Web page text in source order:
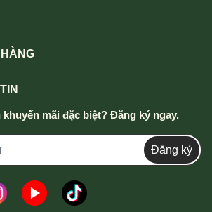
mãi đặc biệt? Đăng ký ngay.
Đăng ký